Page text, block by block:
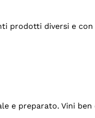
diversi e
e preparato. Vini